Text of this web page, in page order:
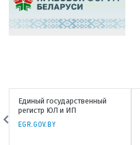
Единый государственный
регистр ЮЛ и ИП
EGR.GOV.BY